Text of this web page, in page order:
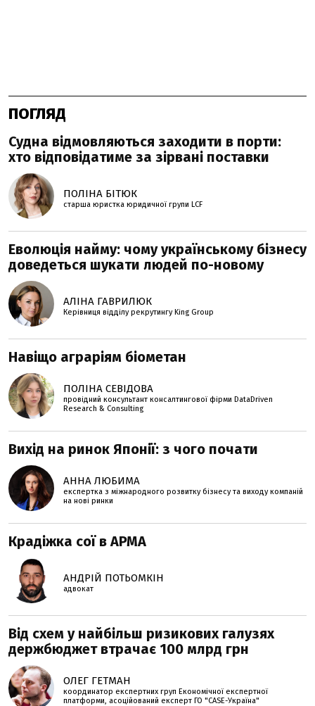
ПОГЛЯД
Судна відмовляються заходити в порти:
хто відповідатиме за зірвані поставки
ПОЛІНА БІТЮК
старша юристка юридичної групи LCF
Еволюція найму: чому українському бізнесу
доведеться шукати людей по-новому
АЛІНА ГАВРИЛЮК
Керівниця відділу рекрутингу King Group
Навіщо аграріям біометан
ПОЛІНА СЕВІДОВА
провідний консультант консалтингової фірми DataDriven
Research & Consulting
Вихід на ринок Японії: з чого почати
АННА ЛЮБИМА
експертка з міжнародного розвитку бізнесу та виходу компаній
на нові ринки
Крадіжка сої в АРМА
АНДРІЙ ПОТЬОМКІН
адвокат
Від схем у найбільш ризикових галузях
держбюджет втрачає 100 млрд грн
ОЛЕГ ГЕТМАН
координатор експертних груп Економічної експертної
платформи, асоційований експерт ГО "CASE-Україна"